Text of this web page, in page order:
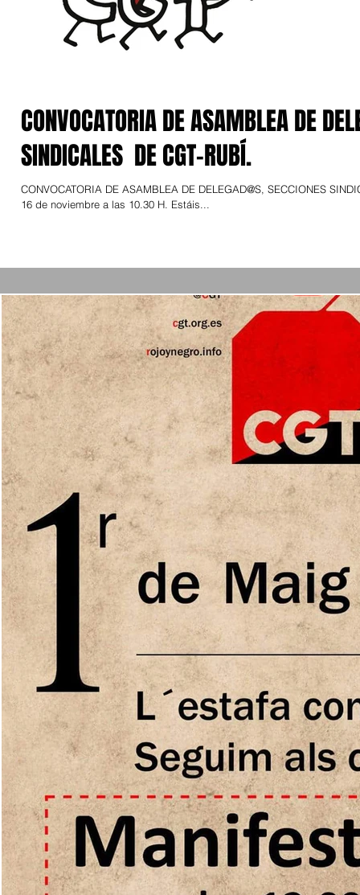
CONVOCATORIA DE ASAMBLEA DE
SINDICALES DE CGT-RUBÍ.
CONVOCATORIA DE ASAMBLEA DE DELEGAD@S, SECCIONES SINDICALES DE CGT-RUBÍ.
16 de noviembre a las 10.30 H. Estáis...